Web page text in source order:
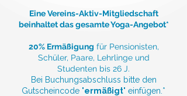
Eine Vereins-Aktiv-Mitgliedschaft
beinhaltet das gesamte Yoga-Angebot*
20% Ermäßigung für Pensionisten,
Schüler, Paare, Lehrlinge und
Studenten bis 26 J.
Bei Buchungsabschluss bitte den
Gutscheincode "ermäßigt" einfügen.*